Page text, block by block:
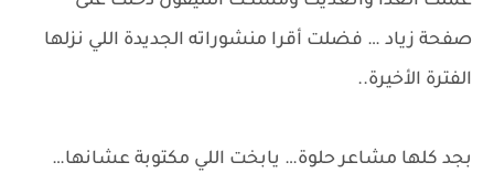
صفحة زياد … فضلت أقرا منشوراته الجديدة اللي نزلها
الفترة الأخيرة..
بجد كلها مشاعر حلوة… يابخت اللي مكتوبة عشانها…